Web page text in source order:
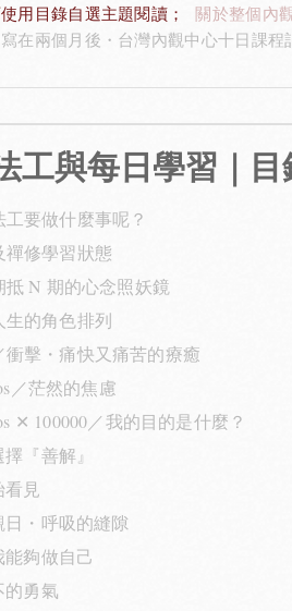
用目錄自選主題閱讀；
關於整個內
寫在兩個月後・台灣內觀中心十日課程
工與每日學習｜目
要做什麼事呢？
修學習狀態
抵 N 期的心念照妖鏡
的角色排列
擊・痛快又痛苦的療癒
／茫然的焦慮
✕ 100000／我的目的是什麼？
『善解』
見
日・呼吸的縫隙
能夠做自己
的勇氣